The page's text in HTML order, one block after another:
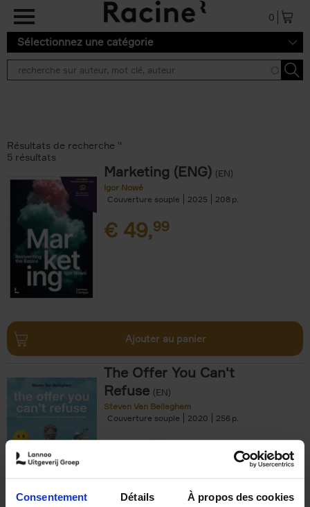
Consentement Détails À propos des cookies
Aller au contenu principal
0
Sélectionnez une catégorie
Résultats de recherche ''
5 résultats
Marketing (ENG) (EN)
Igor Nowé
Couverture souple
2025 208
€ 49,99
Ajouter au panier
The Offer You Can't
Refuse (EN)
Steven Van Belleghem
Couverture souple
2020 256
€37,50